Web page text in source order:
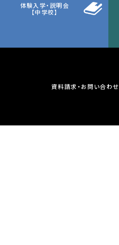
体験入学・説明会
【中学校】
資料請求・お問い合わせ